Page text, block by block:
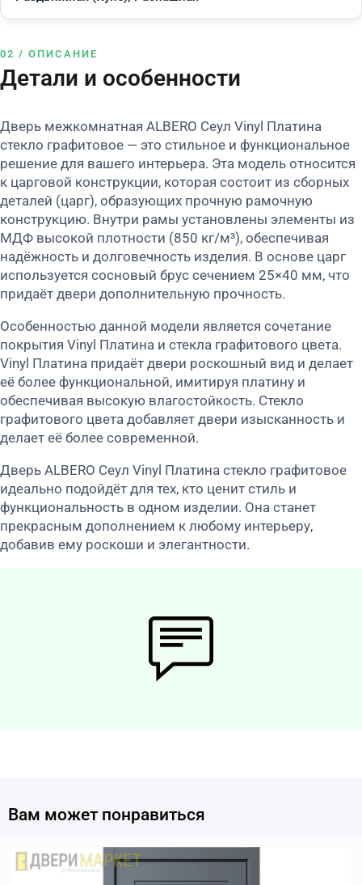
02 / ОПИСАНИЕ
Детали и особенности
Дверь межкомнатная ALBERO Сеул Vinyl Платина
стекло графитовое — это стильное и функциональное
решение для вашего интерьера. Эта модель относится
к царговой конструкции, которая состоит из сборных
деталей (царг), образующих прочную рамочную
конструкцию. Внутри рамы установлены элементы из
МДФ высокой плотности (850 кг/м³), обеспечивая
надёжность и долговечность изделия. В основе царг
используется сосновый брус сечением 25×40 мм, что
придаёт двери дополнительную прочность.
Особенностью данной модели является сочетание
покрытия Vinyl Платина и стекла графитового цвета.
Vinyl Платина придаёт двери роскошный вид и делает
её более функциональной, имитируя платину и
обеспечивая высокую влагостойкость. Стекло
графитового цвета добавляет двери изысканность и
делает её более современной.
Дверь ALBERO Сеул Vinyl Платина стекло графитовое
идеально подойдёт для тех, кто ценит стиль и
функциональность в одном изделии. Она станет
прекрасным дополнением к любому интерьеру,
добавив ему роскоши и элегантности.
Вам может понравиться